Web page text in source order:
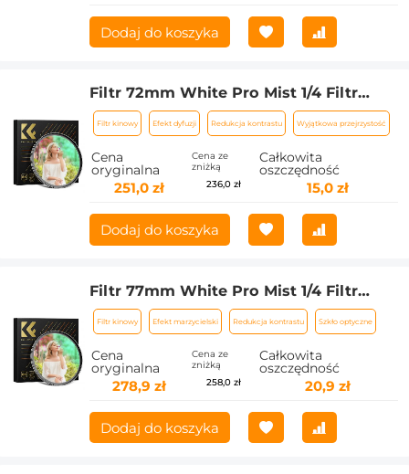
Dodaj do koszyka
Filtr 72mm White Pro Mist 1/4 Filtr
kinowy, filtr dyfuzyjny HD Dreamy Soft
White z powłokami 28-warstwowymi
Wodoodporny Odporny na
zarysowania Seria Nano-Xcel
Filtr kinowy Efekt dyfuzji Redukcja kontrastu Wyjątkowa przejrzystość
Cena
oryginalna
251,0 zł
Cena ze
zniżką
236,0 zł
Całkowita
oszczędność
15,0 zł
Dodaj do koszyka
Filtr 77mm White Pro Mist 1/4 Filtr
kinowy, filtr dyfuzyjny HD Dreamy Soft
White z powłokami 28-warstwowymi
Wodoodporny Odporny na
zarysowania Seria Nano-Xcel
Filtr kinowy Efekt marzycielski Redukcja kontrastu Szkło optyczne
Cena
oryginalna
278,9 zł
Cena ze
zniżką
258,0 zł
Całkowita
oszczędność
20,9 zł
Dodaj do koszyka